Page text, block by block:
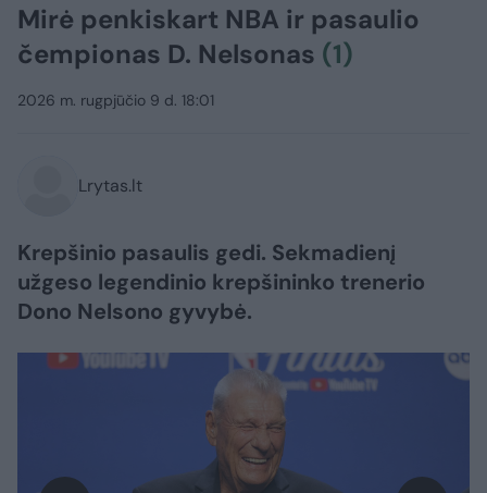
Mirė penkiskart NBA ir pasaulio
čempionas D. Nelsonas (1)
2026 m. rugpjūčio 9 d. 18:01
Lrytas.lt
Krepšinio pasaulis gedi. Sekmadienį
užgeso legendinio krepšininko trenerio
Dono Nelsono gyvybė.